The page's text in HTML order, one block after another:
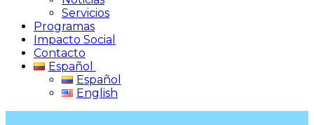
Servicios
Programas
Impacto Social
Contacto
Español
Español
English